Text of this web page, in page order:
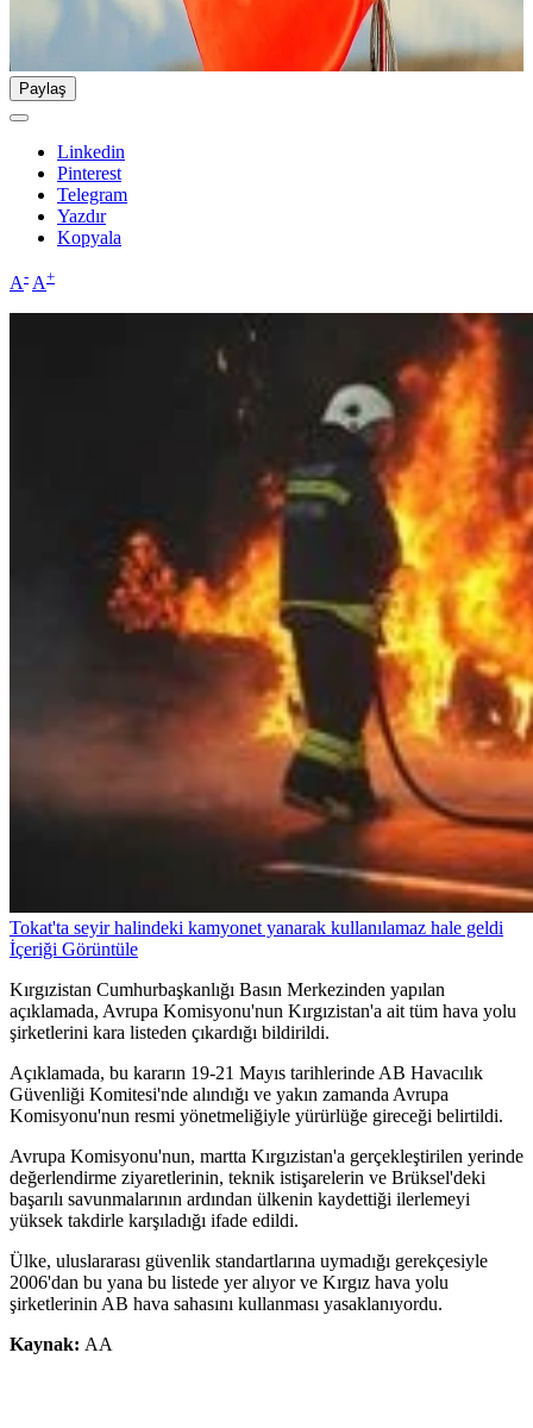
Paylaş
Linkedin
Pinterest
Telegram
Yazdır
Kopyala
A- A+
Tokat'ta seyir halindeki kamyonet yanarak kullanılamaz hale geldi
İçeriği Görüntüle
Kırgızistan Cumhurbaşkanlığı Basın Merkezinden yapılan
açıklamada, Avrupa Komisyonu'nun Kırgızistan'a ait tüm hava yolu
şirketlerini kara listeden çıkardığı bildirildi.
Açıklamada, bu kararın 19-21 Mayıs tarihlerinde AB Havacılık
Güvenliği Komitesi'nde alındığı ve yakın zamanda Avrupa
Komisyonu'nun resmi yönetmeliğiyle yürürlüğe gireceği belirtildi.
Avrupa Komisyonu'nun, martta Kırgızistan'a gerçekleştirilen yerinde
değerlendirme ziyaretlerinin, teknik istişarelerin ve Brüksel'deki
başarılı savunmalarının ardından ülkenin kaydettiği ilerlemeyi
yüksek takdirle karşıladığı ifade edildi.
Ülke, uluslararası güvenlik standartlarına uymadığı gerekçesiyle
2006'dan bu yana bu listede yer alıyor ve Kırgız hava yolu
şirketlerinin AB hava sahasını kullanması yasaklanıyordu.
Kaynak: AA